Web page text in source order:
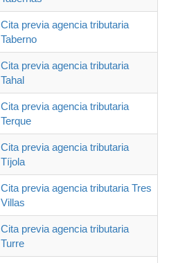
Cita previa agencia tributaria
Taberno
Cita previa agencia tributaria
Tahal
Cita previa agencia tributaria
Terque
Cita previa agencia tributaria
Tíjola
Cita previa agencia tributaria Tres
Villas
Cita previa agencia tributaria
Turre